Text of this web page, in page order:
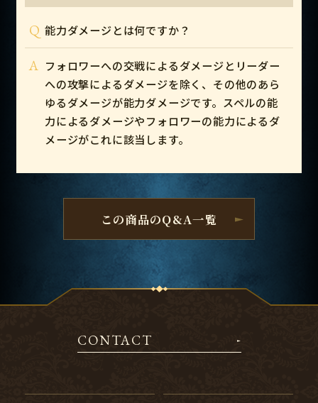
Q 能力ダメージとは何ですか？
A フォロワーへの交戦によるダメージとリーダー
への攻撃によるダメージを除く、その他のあら
ゆるダメージが能力ダメージです。スペルの能
力によるダメージやフォロワーの能力によるダ
メージがこれに該当します。
この商品のQ&A一覧
CONTACT